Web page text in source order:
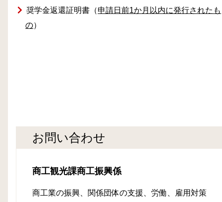
奨学金返還証明書（申請日前1か月以内に発行されたも
の）
お問い合わせ
商工観光課商工振興係
商工業の振興、関係団体の支援、労働、雇用対策